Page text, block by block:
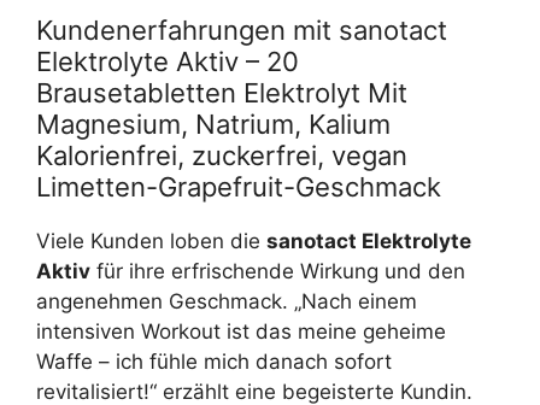
Kundenerfahrungen mit sanotact
Elektrolyte Aktiv – 20
Brausetabletten Elektrolyt Mit
Magnesium, Natrium, Kalium
Kalorienfrei, zuckerfrei, vegan
Limetten-Grapefruit-Geschmack
Viele Kunden loben die sanotact Elektrolyte
Aktiv für ihre erfrischende Wirkung und den
angenehmen Geschmack. „Nach einem
intensiven Workout ist das meine geheime
Waffe – ich fühle mich danach sofort
revitalisiert!“ erzählt eine begeisterte Kundin.